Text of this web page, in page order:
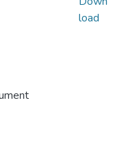
load